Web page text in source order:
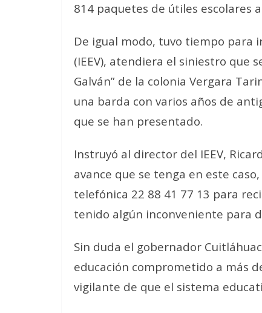
814 paquetes de útiles escolares
De igual modo, tuvo tiempo para
(IEEV), atendiera el siniestro que
Galván” de la colonia Vergara
una barda con varios años de
que se han presentado.
Instruyó al director del IEEV,
avance que se tenga en este
telefónica 22 88 41 77 13 para
tenido algún inconveniente para
Sin duda el gobernador
educación comprometido a más
vigilante de que el sistema